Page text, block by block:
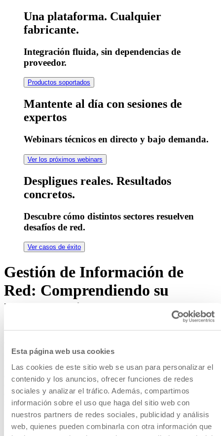
Esta página web usa cookies
Las cookies de este sitio web se usan para personalizar el
contenido y los anuncios, ofrecer funciones de redes
sociales y analizar el tráfico. Además, compartimos
información sobre el uso que haga del sitio web con
nuestros partners de redes sociales, publicidad y análisis
web, quienes pueden combinarla con otra información que
Una plataforma. Cualquier
fabricante.
Integración fluida, sin dependencias de
proveedor.
Productos soportados
Mantente al día con sesiones de
expertos
Webinars técnicos en directo y bajo demanda.
Ver los próximos webinars
Despligues reales. Resultados
concretos.
Descubre cómo distintos sectores resuelven
desafíos de red.
Ver casos de éxito
Gestión de Información de
Red: Comprendiendo su
Importancia
Aproveche al máximo sus datos y mejore la administración de su red
La gestión eficiente de la información de la red es esencial para
mantener redes seguras y eficientes. Las organizaciones pueden
optimizar la eficiencia de la red, agilizar los procesos de resolución
de problemas, admitir actualizaciones y expansiones, fomentar la
colaboración y garantizar el cumplimiento y la seguridad al
implementar las mejores prácticas para documentar, organizar y
utilizar la información de la red.
Este artículo analiza la importancia de la gestión de información de